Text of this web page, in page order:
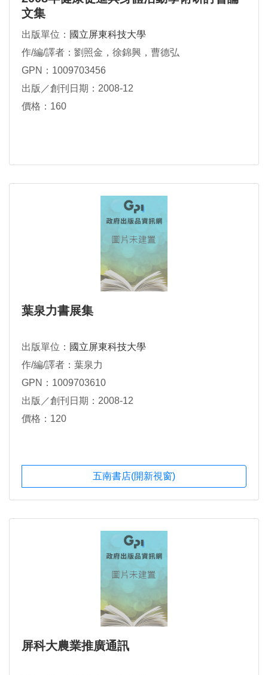
文集
出版單位： 國立屏東科技大學
作/編/譯者：劉照金，徐錦興，曹德弘
GPN：1009703456
出版／創刊日期：2008-12
價格：160
葉泉力書展集
出版單位： 國立屏東科技大學
作/編/譯者：葉泉力
GPN：1009703610
出版／創刊日期：2008-12
價格：120
五南書店(開新視窗)
屏科大農業推廣通訊